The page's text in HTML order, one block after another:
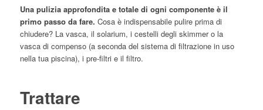
Una pulizia approfondita e totale di ogni componente è il
primo passo da fare. Cosa è indispensabile pulire prima di
chiudere? La vasca, il solarium, i cestelli degli skimmer o la
vasca di compenso (a seconda del sistema di filtrazione in uso
nella tua piscina), i pre-filtri e il filtro.
Trattare